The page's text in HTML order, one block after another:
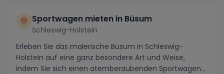
Sportwagen mieten in Büsum
Schleswig-Holstein
Erleben Sie das malerische Büsum in Schleswig-
Holstein auf eine ganz besondere Art und Weise,
indem Sie sich einen atemberaubenden Sportwagen